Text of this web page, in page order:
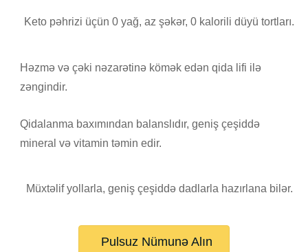
Keto pəhrizi üçün 0 yağ, az şəkər, 0 kalorili düyü tortları.
Həzmə və çəki nəzarətinə kömək edən qida lifi ilə
zəngindir.
Qidalanma baxımından balanslıdır, geniş çeşiddə
mineral və vitamin təmin edir.
Müxtəlif yollarla, geniş çeşiddə dadlarla hazırlana bilər.
Pulsuz Nümunə Alın